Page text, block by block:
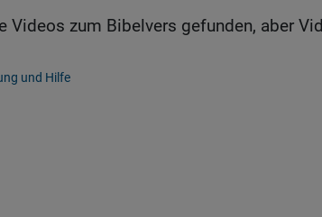
Videos zum Bibelvers gefunden, aber
und Hilfe